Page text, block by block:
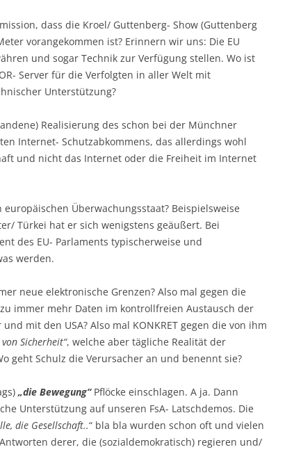
dass die Kroel/ Guttenberg- Show (Guttenberg
vorangekommen ist? Erinnern wir uns: Die EU
und sogar Technik zur Verfügung stellen. Wo ist
Server für die Verfolgten in aller Welt mit
Unterstützung?
Realisierung des schon bei der Münchner
Internet- Schutzabkommens, das allerdings wohl
und nicht das Internet oder die Freiheit im Internet
Überwachungsstaat? Beispielsweise
Türkei hat er sich wenigstens geäußert. Bei
des EU- Parlaments typischerweise und
werden.
neue elektronische Grenzen? Also mal gegen die
immer mehr Daten im kontrollfreien Austausch der
mit den USA? Also mal KONKRET gegen die von ihm
Sicherheit“, welche aber tägliche Realität der
geht Schulz die Verursacher an und benennt sie?
„die Bewegung“Pflöcke einschlagen. A ja. Dann
Unterstützung auf unseren FsA- Latschdemos. Die
die Gesellschaft..“ bla bla wurden schon oft und vielen
derer, die (sozialdemokratisch) regieren und/